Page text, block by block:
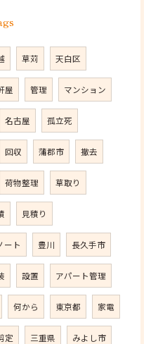
草苅 天白区
屋 管理 マンション
名古屋 孤立死
回収 蒲郡市 撤去
荷物整理 草取り
見積り
ート 豊川 長久手市
設置 アパート管理
何から 東京都 家電
定 三重県 みよし市